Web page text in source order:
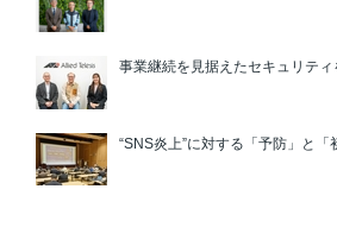
事業継続を見据えたセキュリティ
“SNS炎上”に対する「予防」と